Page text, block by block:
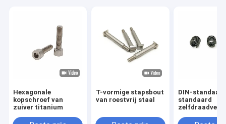
Hexagonale
kopschroef van
zuiver titanium
T-vormige stapsbout
van roestvrij staal
DIN-
standaard